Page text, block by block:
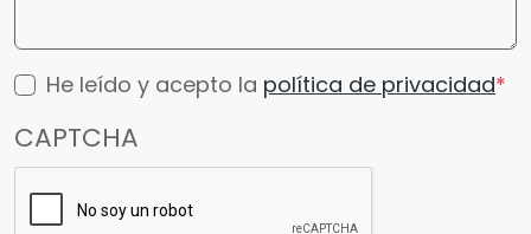
He leído y acepto la política de privacidad
CAPTCHA